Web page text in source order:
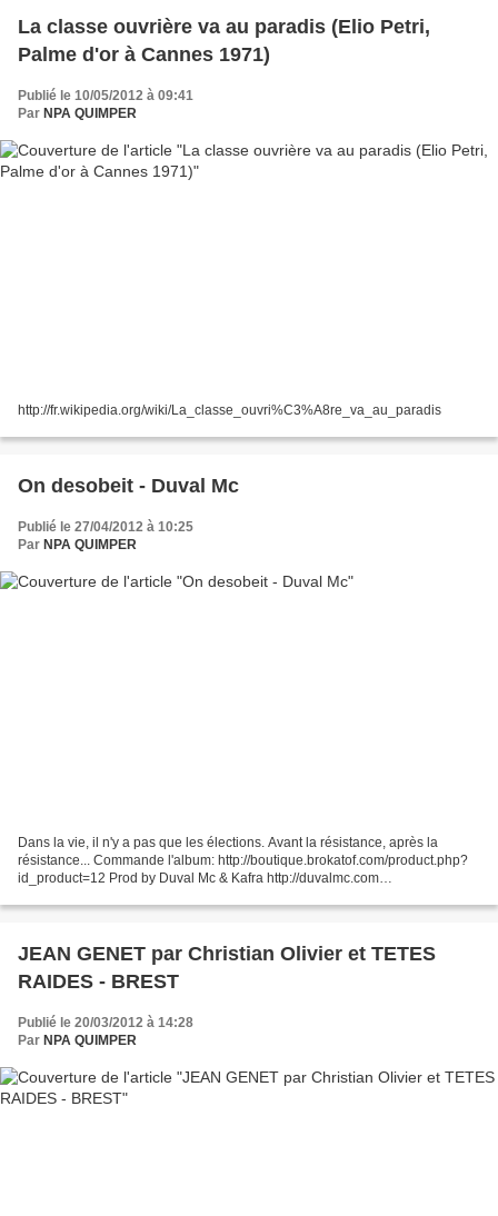
La classe ouvrière va au paradis (Elio Petri,
Palme d'or à Cannes 1971)
Publié le 10/05/2012 à 09:41
Par NPA QUIMPER
http://fr.wikipedia.org/wiki/La_classe_ouvri%C3%A8re_va_au_paradis
On desobeit - Duval Mc
Publié le 27/04/2012 à 10:25
Par NPA QUIMPER
Dans la vie, il n'y a pas que les élections. Avant la résistance, après la
résistance... Commande l'album: http://boutique.brokatof.com/product.php?
id_product=12 Prod by Duval Mc & Kafra http://duvalmc.com
JEAN GENET par Christian Olivier et TETES
RAIDES - BREST
Publié le 20/03/2012 à 14:28
Par NPA QUIMPER